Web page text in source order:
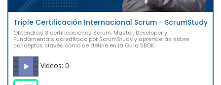
Triple Certificación Internacional Scrum - ScrumStudy
Obtendrás 3 certificaciones Scrum: Master, Developer y
Fundamentals acreditado por ScrumStudy y aprenderás sobre
conceptos claves como se define en la Guía SBOK.
Videos: 0